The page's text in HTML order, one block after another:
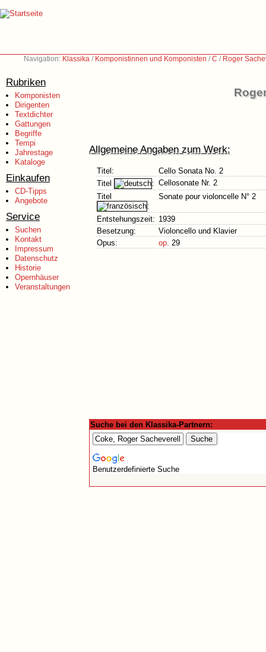
Navigation: Klassika / Komponistinnen und Komponisten /C / Roger
Rubriken
Komponisten
Dirigenten
Textdichter
Gattungen
Begriffe
Tempi
Jahrestage
Kataloge
Einkaufen
CD-Tipps
Angebote
Service
Suchen
Kontakt
Impressum
Datenschutz
Historie
Opernhäuser
Veranstaltungen
Allgemeine Angaben zum Werk:
Titel:
Cello Sonata No. 2
Titel
: Cellosonate Nr. 2
Titel
:
Sonate pour violoncelle N° 2
Entstehungszeit: 1939
Besetzung:
Violoncello und Klavier
Opus:
op. 29
Suche bei den Klassika-Partnern:
Benutzerdefinierte Suche